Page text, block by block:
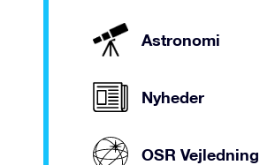
Astronomi
Nyheder
OSR Vejledning